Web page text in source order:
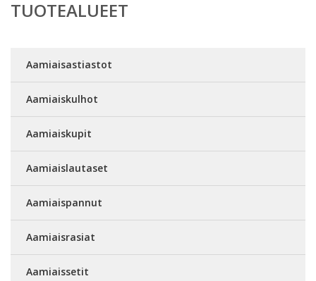
TUOTEALUEET
Aamiaisastiastot
Aamiaiskulhot
Aamiaiskupit
Aamiaislautaset
Aamiaispannut
Aamiaisrasiat
Aamiaissetit